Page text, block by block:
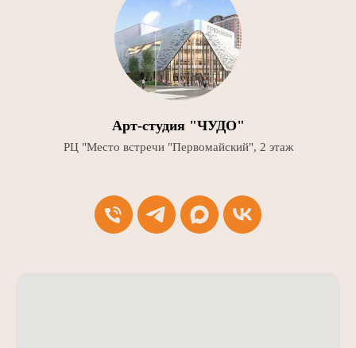
Арт-студия "ЧУДО"
РЦ "Место встречи "Первомайский", 2 этаж